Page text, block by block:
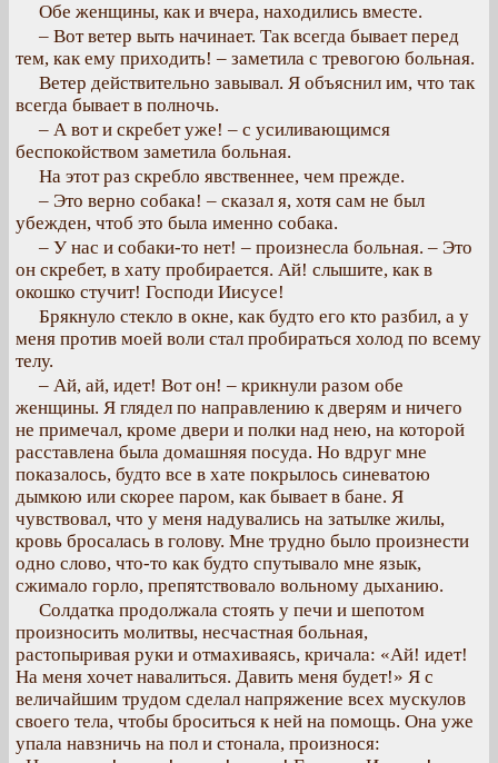
Обе женщины, как и вчера, находились вместе.
– Вот ветер выть начинает. Так всегда бывает перед
тем, как ему приходить! – заметила с тревогою больная.
Ветер действительно завывал. Я объяснил им, что так
всегда бывает в полночь.
– А вот и скребет уже! – с усиливающимся
беспокойством заметила больная.
На этот раз скребло явственнее, чем прежде.
– Это верно собака! – сказал я, хотя сам не был
убежден, чтоб это была именно собака.
– У нас и собаки-то нет! – произнесла больная. – Это
он скребет, в хату пробирается. Ай! слышите, как в
окошко стучит! Господи Иисусе!
Брякнуло стекло в окне, как будто его кто разбил, а у
меня против моей воли стал пробираться холод по всему
телу.
– Ай, ай, идет! Вот он! – крикнули разом обе
женщины. Я глядел по направлению к дверям и ничего
не примечал, кроме двери и полки над нею, на которой
расставлена была домашняя посуда. Но вдруг мне
показалось, будто все в хате покрылось синеватою
дымкою или скорее паром, как бывает в бане. Я
чувствовал, что у меня надувались на затылке жилы,
кровь бросалась в голову. Мне трудно было произнести
одно слово, что-то как будто спутывало мне язык,
сжимало горло, препятствовало вольному дыханию.
Солдатка продолжала стоять у печи и шепотом
произносить молитвы, несчастная больная,
растопыривая руки и отмахиваясь, кричала: «Ай! идет!
На меня хочет навалиться. Давить меня будет!» Я с
величайшим трудом сделал напряжение всех мускулов
своего тела, чтобы броситься к ней на помощь. Она уже
упала навзничь на пол и стонала, произнося: